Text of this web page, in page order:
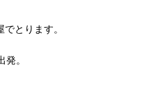
とります。
。